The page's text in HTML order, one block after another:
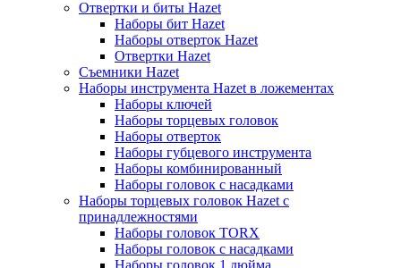
Отвертки и биты Hazet
Наборы бит Hazet
Наборы отверток Hazet
Отвертки Hazet
Съемники Hazet
Наборы инструмента Hazet в ложементах
Наборы ключей
Наборы торцевых головок
Наборы отверток
Наборы губцевого инструмента
Наборы комбинированный
Наборы головок с насадками
Наборы торцевых головок Hazet с
принадлежностями
Наборы головок TORX
Наборы головок с насадками
Наборы головок 1 дюйма